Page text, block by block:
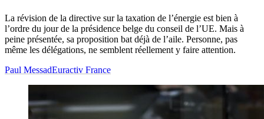
La révision de la directive sur la taxation de l’énergie est bien à
l’ordre du jour de la présidence belge du conseil de l’UE. Mais à
peine présentée, sa proposition bat déjà de l’aile. Personne, pas
même les délégations, ne semblent réellement y faire attention.
Paul MessadEuractiv France